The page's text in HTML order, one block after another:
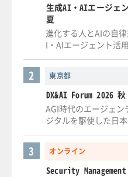
生成AI・AIエージェ
夏
進化する人とAIの自
I・AIエージェント活
東京都
2
DX&AI Forum 2026
AGI時代のエージェ
ジタルを駆使した日
オンライン
3
Security